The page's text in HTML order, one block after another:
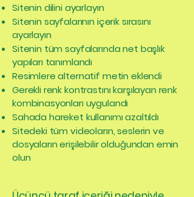
Sitenin dilini ayarlayın
Sitenin sayfalarının içerik sırasını
ayarlayın
Sitenin tüm sayfalarında net başlık
yapıları tanımlandı
Resimlere alternatif metin eklendi
Gerekli renk kontrastını karşılayan renk
kombinasyonları uygulandı
Sahada hareket kullanımı azaltıldı
Sitedeki tüm videoların, seslerin ve
dosyaların erişilebilir olduğundan emin
olun